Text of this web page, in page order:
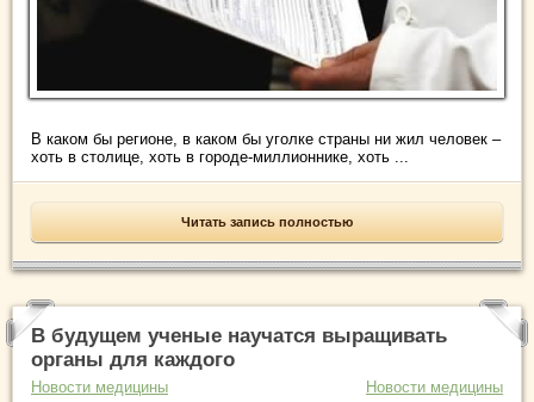
В каком бы регионе, в каком бы уголке страны ни жил человек –
хоть в столице, хоть в городе-миллионнике, хоть ...
Читать запись полностью
В будущем ученые научатся выращивать
органы для каждого
Новости медицины Новости медицины